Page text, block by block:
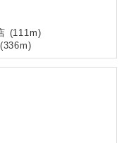
(111m)
(336m)